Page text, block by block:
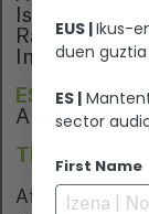
Isha
Ranjitha
Inés G.
ESTRENO
Annecy
TERRITORIO
Afganistán
EUS |Ikus-
duen
ES |
sector
First Name